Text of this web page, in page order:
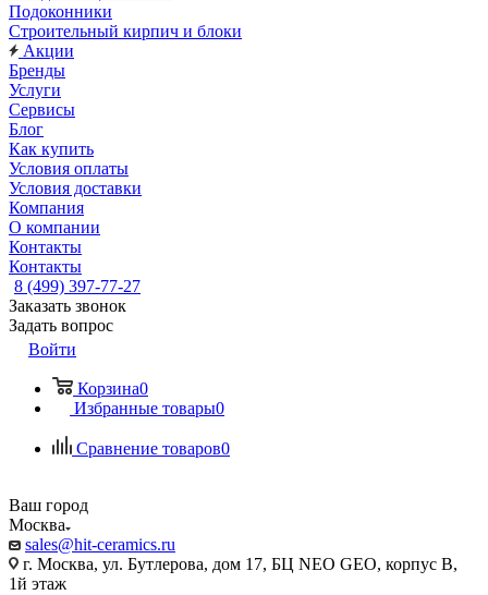
Подоконники
Строительный кирпич и блоки
Акции
Бренды
Услуги
Сервисы
Блог
Как купить
Условия оплаты
Условия доставки
Компания
О компании
Контакты
Контакты
8 (499) 397-77-27
Заказать звонок
Задать вопрос
Войти
Корзина0
Избранные товары0
Сравнение товаров0
Ваш город
Москва
sales@hit-ceramics.ru
г. Москва, ул. Бутлерова, дом 17, БЦ NEO GEO, корпус В,
1й этаж